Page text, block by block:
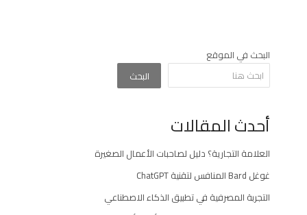
البحث في الموقع
البحث
أحدث المقالات
العلامة التجارية؟ دليل لصاحبات الأعمال الصغيرة
غوغل Bard المنافس لتقنية ChatGPT
التجربة المصرفية في تطبيق الذكاء الاصطناعي